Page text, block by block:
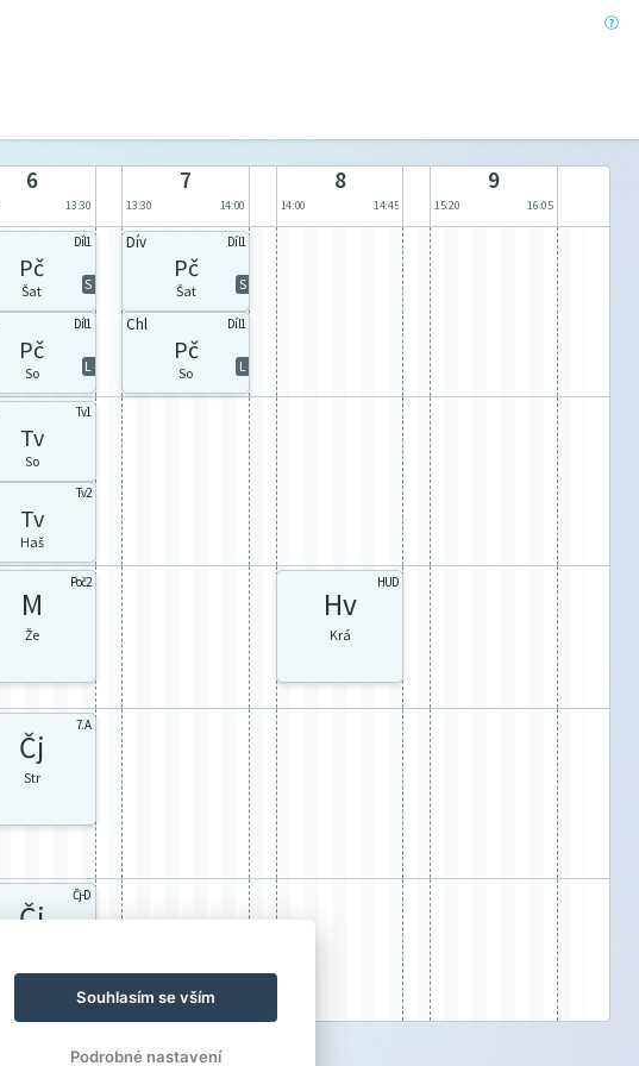
6
13:30
7
13:30 14:00
8
14:00 14:45
9
15:20 16:05
Díl1
Pč
S
Šat
Díl1
Pč
L
So
Dív Díl1
Pč
S
Šat
Chl Díl1
Pč
L
So
Tv1
Tv
So
Tv2
Tv
Haš
Poč2
M
Že
HUD
Hv
Krá
7. A
Čj
Str
Čj-D
Čj
Souhlasím se vším
Podrobné nastavení